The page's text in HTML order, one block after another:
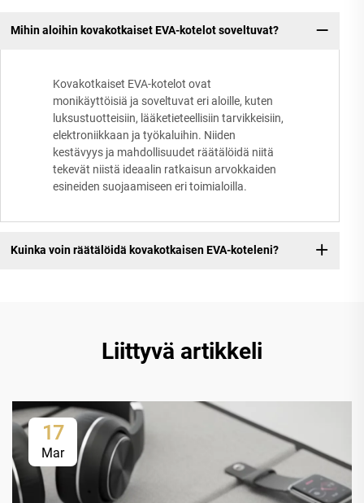
Mihin aloihin kovakotkaiset EVA-kotelot soveltuvat?
Kovakotkaiset EVA-kotelot ovat
monikäyttöisiä ja soveltuvat eri aloille, kuten
luksustuotteisiin, lääketieteellisiin tarvikkeisiin,
elektroniikkaan ja työkaluihin. Niiden
kestävyys ja mahdollisuudet räätälöidä niitä
tekevät niistä ideaalin ratkaisun arvokkaiden
esineiden suojaamiseen eri toimialoilla.
Kuinka voin räätälöidä kovakotkaisen EVA-koteleni?
Liittyvä artikkeli
17
Mar